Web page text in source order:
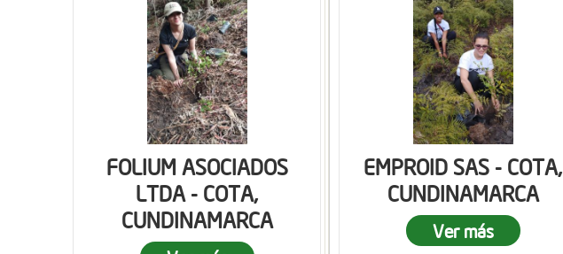
FOLIUM ASOCIADOS
LTDA - COTA,
CUNDINAMARCA
EMPROID SAS - COTA,
CUNDINAMARCA
Ver más